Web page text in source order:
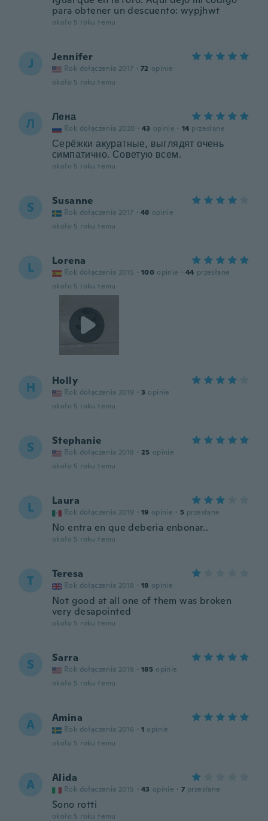
para obtener un descuento: wypjhwt
około 5 roku temu
J Jennifer
Rok dołączenia 2017 · 72 opinie
około 5 roku temu
Л Лена
Rok dołączenia 2020 · 43 opinie · 14 przesłane
Серёжки акуратные, выглядят очень
симпатично. Советую всем.
około 5 roku temu
S Susanne
Rok dołączenia 2017 · 48 opinie
około 5 roku temu
L Lorena
Rok dołączenia 2015 · 100 opinie · 44 przesłane
około 5 roku temu
H Holly
Rok dołączenia 2019 · 3 opinie
około 5 roku temu
S Stephanie
Rok dołączenia 2018 · 25 opinie
około 5 roku temu
L Laura
Rok dołączenia 2019 · 19 opinie · 5 przesłane
No entra en que deberia enbonar..
około 5 roku temu
T Teresa
Rok dołączenia 2018 · 18 opinie
Not good at all one of them was broken
very desapointed
około 5 roku temu
S Sarra
Rok dołączenia 2018 · 185 opinie
około 5 roku temu
A Amina
Rok dołączenia 2016 · 1 opinie
około 5 roku temu
A Alida
Rok dołączenia 2015 · 43 opinie · 7 przesłane
Sono rotti
około 5 roku temu